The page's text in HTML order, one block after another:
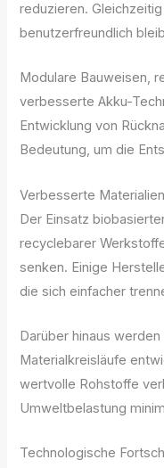
reduzieren.
benutzerfreundlich
Modulare Bauweisen,
verbesserte Akku-
Entwicklung von
Bedeutung, um die
Verbesserte
Der Einsatz
recyclebarer
senken. Einige
die sich einfacher
Darüber hinaus
Materialkreisläufe
wertvolle Rohstoffe
Umweltbelastung
Technologische